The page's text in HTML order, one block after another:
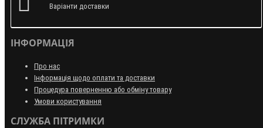
Варіанти доставки
ІНФОРМАЦІЯ
Про нас
Інформація щодо оплати та доставки
Процедура поверненню або обміну товару
Умови користування
СЛУЖБА ПІТРИМКИ